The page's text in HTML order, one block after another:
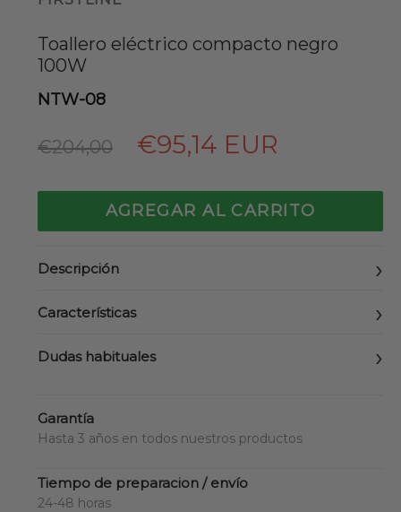
Toallero eléctrico compacto negro
100W
NTW-08
Precio
€204,00 €95,14 EUR
AGREGAR AL CARRITO
Descripción
Características
Dudas habituales
Garantía
Hasta 3 años en todos nuestros productos
Tiempo de preparacion / envío
24-48 horas